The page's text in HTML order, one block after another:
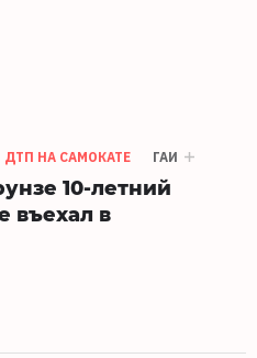
ДТП НА САМОКАТЕ ГАИ
10-летний
въехал в